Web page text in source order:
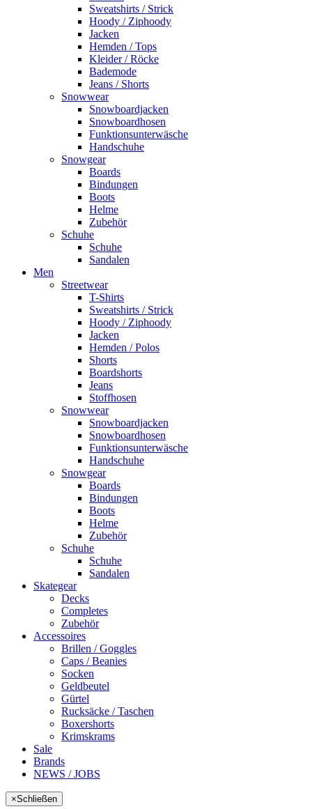
Sweatshirts / Strick
Hoody / Ziphoody
Jacken
Hemden / Tops
Kleider / Röcke
Bademode
Jeans / Shorts
Snowwear
Snowboardjacken
Snowboardhosen
Funktionsunterwäsche
Handschuhe
Snowgear
Boards
Bindungen
Boots
Helme
Zubehör
Schuhe
Schuhe
Sandalen
Men
Streetwear
T-Shirts
Sweatshirts / Strick
Hoody / Ziphoody
Jacken
Hemden / Polos
Shorts
Boardshorts
Jeans
Stoffhosen
Snowwear
Snowboardjacken
Snowboardhosen
Funktionsunterwäsche
Handschuhe
Snowgear
Boards
Bindungen
Boots
Helme
Zubehör
Schuhe
Schuhe
Sandalen
Skategear
Decks
Completes
Zubehör
Accessoires
Brillen / Goggles
Caps / Beanies
Socken
Geldbeutel
Gürtel
Rucksäcke / Taschen
Boxershorts
Krimskrams
Sale
Brands
NEWS / JOBS
×Schließen